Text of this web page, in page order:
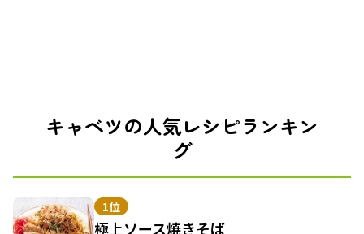
キャベツの人気レシピランキン
グ
1位
極上ソース焼きそば